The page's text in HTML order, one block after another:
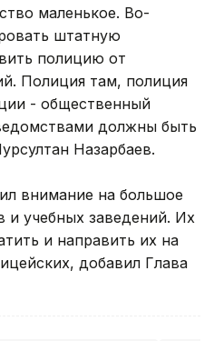
маленькое. Во-
штатную
полицию от
Полиция там, полиция
- общественный
должны быть
Назарбаев.
внимание на большое
и учебных заведений. Их
и направить их на
добавил Глава